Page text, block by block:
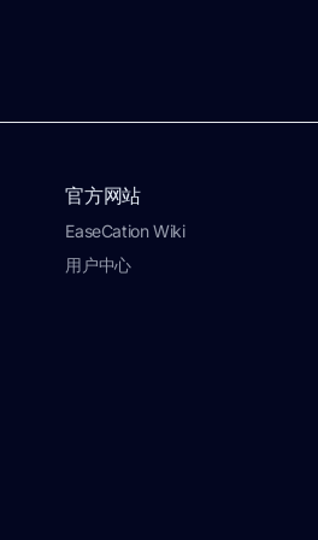
官方网站
EaseCation Wiki
用户中心